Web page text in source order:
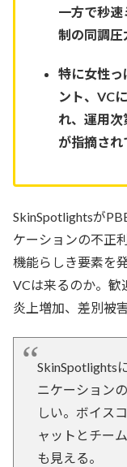
一方で秒
制の同調圧
特に女性っ
ント、VC
れ、運用
が指摘され
SkinSpotlightsが
ケーションの不正
機能らしき要素を
VCは来るのか。歓
炎上増加、差別被
SkinSpotlights
ニケーション
しい。ボイス
ャットとチー
も見える。